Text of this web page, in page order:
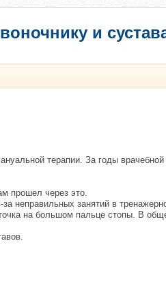
и
терапии. За годы
прошел через это.
неправильных занятий в
на большом пальце стопы. В